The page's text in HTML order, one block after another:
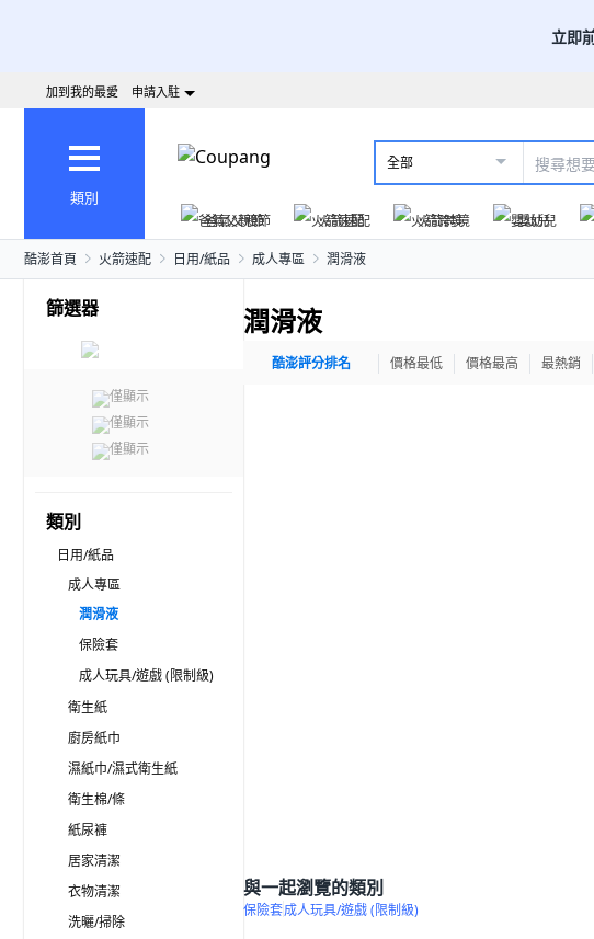
立即
加到我的最愛 申請入駐
類別
全部
爸氣父親節 火箭速配 火箭跨境 嬰幼兒
酷澎首頁 火箭速配 日用/紙品 成人專區 潤滑液
篩選器
僅顯示
僅顯示
僅顯示
類別
日用/紙品
成人專區
潤滑液
保險套
成人玩具/遊戲 (限制級)
衛生紙
廚房紙巾
濕紙巾/濕式衛生紙
衛生棉/條
紙尿褲
居家清潔
衣物清潔
洗曬/掃除
潤滑液
酷澎評分排名 價格最低 價格最高 最熱銷
與一起瀏覽的類別
保險套成人玩具/遊戲 (限制級)